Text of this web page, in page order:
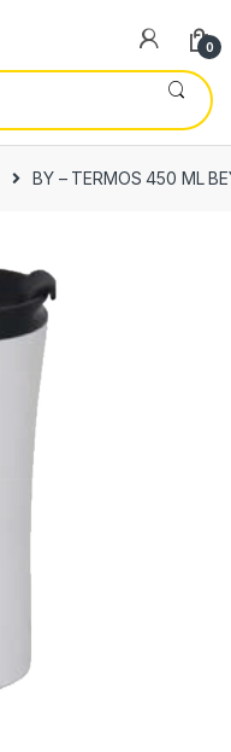
0
BY – TERMOS 450 ML